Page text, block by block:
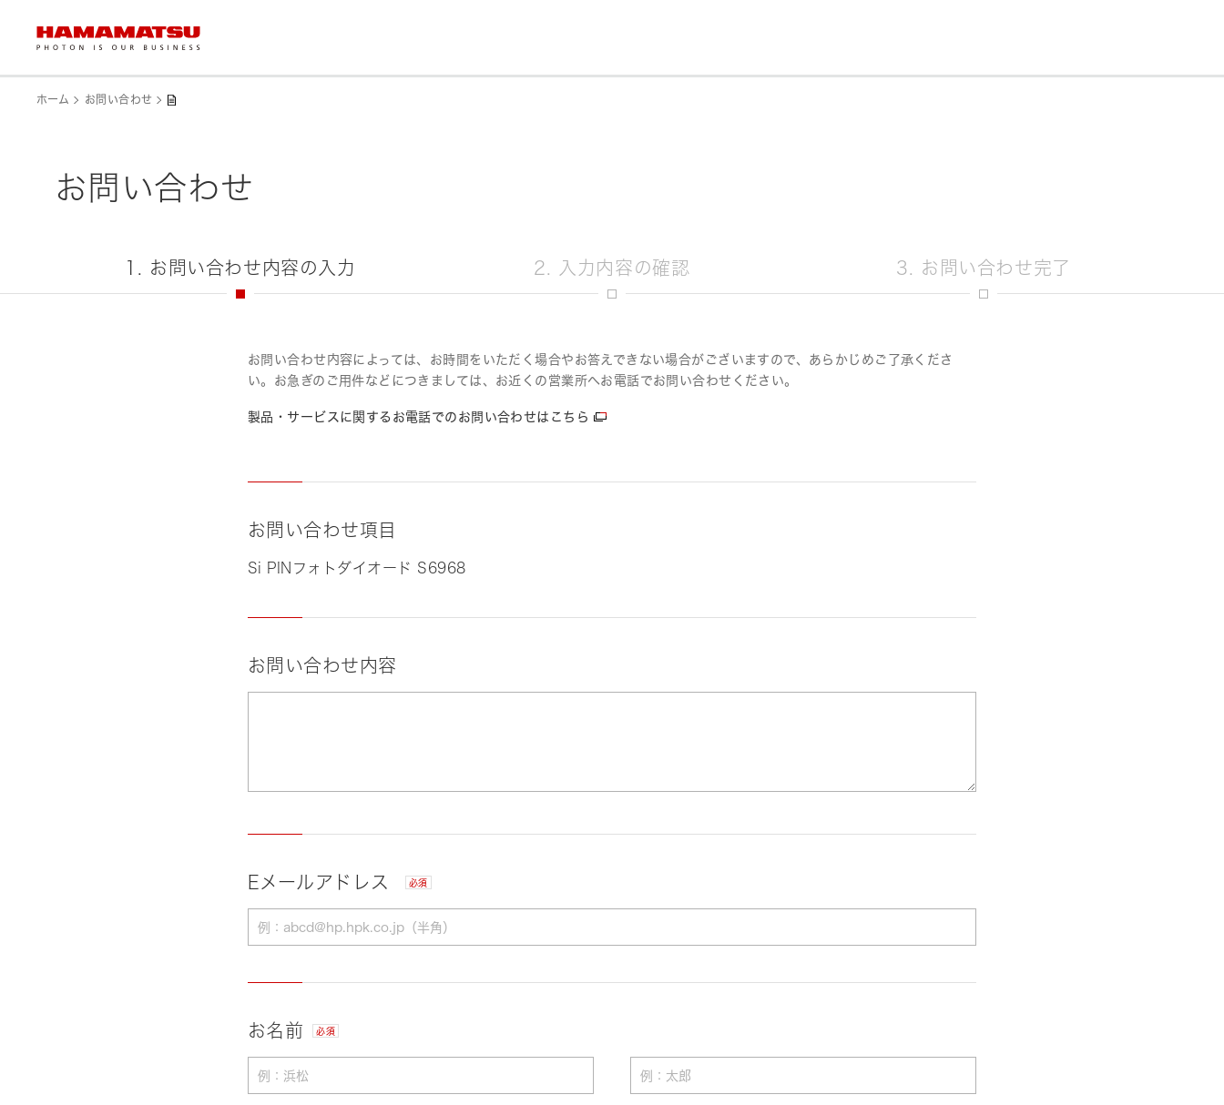
ホーム お問い合わせ
お問い合わせ
1. お問い合わせ内容の入力 2. 入力内容の確認 3. お問い合わせ完了
お問い合わせ内容によっては、お時間をいただく場合やお答えできない場合がございますので、あらかじめご了承くださ
い。お急ぎのご用件などにつきましては、お近くの営業所へお電話でお問い合わせください。
製品・サービスに関するお電話でのお問い合わせはこちら
お問い合わせ項目
Si PINフォトダイオード S6968
お問い合わせ内容
Eメールアドレス 必須
お名前 必須